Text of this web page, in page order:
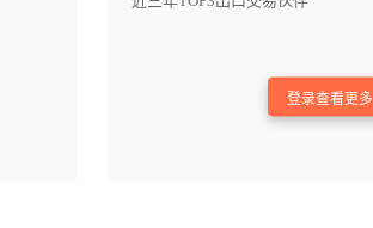
登录查看更多